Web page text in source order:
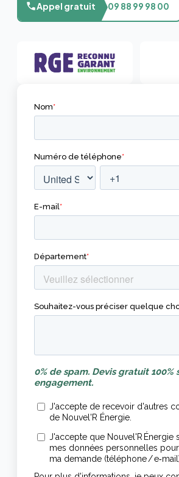
Appel gratuit 09 88 99 98 00